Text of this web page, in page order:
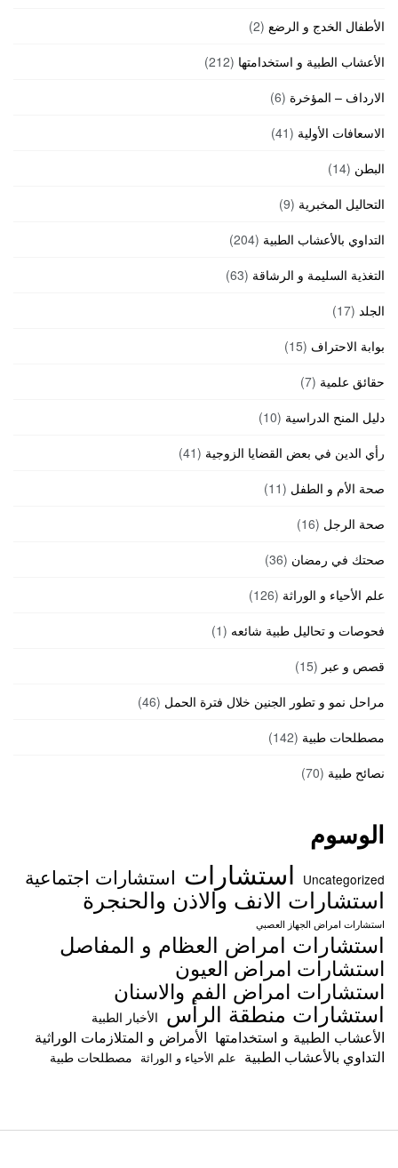
الأطفال الخدج و الرضع (2)
الأعشاب الطبية و استخدامتها (212)
الارداف – المؤخرة (6)
الاسعافات الأولية (41)
البطن (14)
التحاليل المخبرية (9)
التداوي بالأعشاب الطبية (204)
التغذية السليمة و الرشاقة (63)
الجلد (17)
بوابة الاحتراف (15)
حقائق علمية (7)
دليل المنح الدراسية (10)
رأي الدين في بعض القضايا الزوجية (41)
صحة الأم و الطفل (11)
صحة الرجل (16)
صحتك في رمضان (36)
علم الأحياء و الوراثة (126)
فحوصات و تحاليل طبية شائعه (1)
قصص و عبر (15)
مراحل نمو و تطور الجنين خلال فترة الحمل (46)
مصطلحات طبية (142)
نصائح طبية (70)
الوسوم
Uncategorized استشارات استشارات اجتماعية
استشارات الانف والاذن والحنجرة
استشارات امراض الجهاز العصبي
استشارات امراض العظام و المفاصل
استشارات امراض العيون
استشارات امراض الفم والاسنان
استشارات منطقة الرأس الأخبار الطبية
الأعشاب الطبية و استخدامتها الأمراض و المتلازمات الوراثية
التداوي بالأعشاب الطبية علم الأحياء و الوراثة مصطلحات طبية